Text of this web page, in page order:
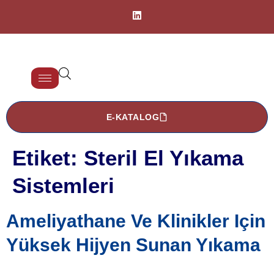
E-KATALOG
Etiket: Steril El Yıkama
Sistemleri
Ameliyathane Ve Klinikler Için
Yüksek Hijyen Sunan Yıkama